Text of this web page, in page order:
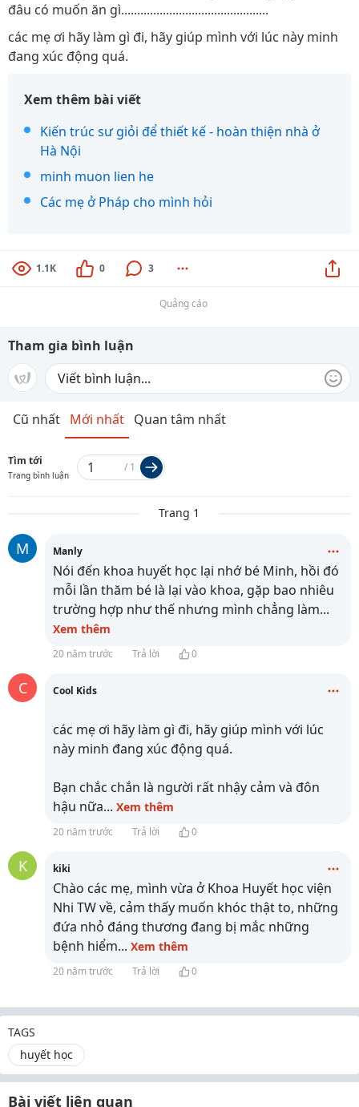
đâu có muốn ăn gì..............................................
các mẹ ơi hãy làm gì đi, hãy giúp mình với lúc này minh
đang xúc động quá.
Xem thêm bài viết
Kiến trúc sư giỏi để thiết kế - hoàn thiện nhà ở
Hà Nội
minh muon lien he
Các mẹ ở Pháp cho mình hỏi
1.1K 0 3
Quảng cáo
Tham gia bình luận
Cũ nhất Mới nhất Quan tâm nhất
Tìm tới
Trang bình luận
/ 1
Trang 1
M Manly
Nói đến khoa huyết học lại nhớ bé Minh, hồi đó
mỗi lần thăm bé là lại vào khoa, gặp bao nhiêu
trường hợp như thế nhưng mình chẳng làm...
Xem thêm
20 năm trước Trả lời 0
C Cool Kids
các mẹ ơi hãy làm gì đi, hãy giúp mình với lúc
này minh đang xúc động quá.
Bạn chắc chắn là người rất nhậy cảm và đôn
hậu nữa... Xem thêm
20 năm trước Trả lời 0
K kiki
Chào các mẹ, mình vừa ở Khoa Huyết học viện
Nhi TW về, cảm thấy muốn khóc thật to, những
đứa nhỏ đáng thương đang bị mắc những
bệnh hiểm... Xem thêm
20 năm trước Trả lời 0
TAGS
huyết học
Bài viết liên quan